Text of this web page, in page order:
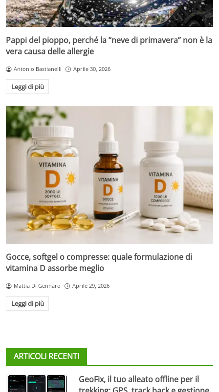
Pappi del pioppo, perché la “neve di primavera” non è la
vera causa delle allergie
Antonio Bastianelli Aprile 30, 2026
Leggi di più
Gocce, softgel o compresse: quale formulazione di
vitamina D assorbe meglio
Mattia Di Gennaro Aprile 29, 2026
Leggi di più
ARTICOLI RECENTI
GeoFix, il tuo alleato offline per il